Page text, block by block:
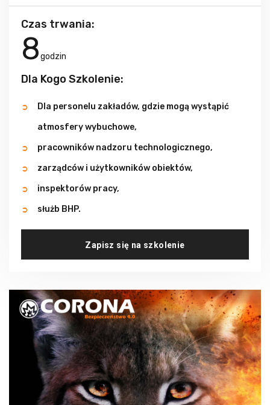
Czas trwania:
8godzin
Dla Kogo Szkolenie:
Dla personelu zakładów, gdzie mogą wystąpić
atmosfery wybuchowe,
pracowników nadzoru technologicznego,
zarządców i użytkowników obiektów,
inspektorów pracy,
służb BHP.
Zapisz się na szkolenie